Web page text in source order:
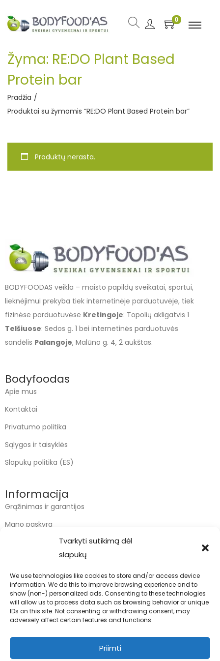
Tvarkyti sutikimą dėl
slapukų
We use technologies like cookies to store and/or access device
information. We do this to improve browsing experience and to
show (non-) personalized ads. Consenting to these technologies
will allow us to process data such as browsing behavior or unique
IDs on this site. Not consenting or withdrawing consent, may
adversely affect certain features and functions.
Priimti
0
Žyma: RE:DO Plant Based
Protein bar
Pradžia /
Produktai su žymomis “RE:DO Plant Based Protein bar”
Produktų nerasta.
BODYFOODAS veikla – maisto papildų sveikatai, sportui,
lieknėjimui prekyba tiek internetinėje parduotuvėje, tiek
fizinėse parduotuvėse Kretingoje: Topolių akligatvis 1
Telšiuose: Sedos g. 1 bei internetinės parduotuvės
sandėlis Palangoje, Malūno g. 4, 2 aukštas.
Bodyfoodas
Apie mus
Kontaktai
Privatumo politika
Sąlygos ir taisyklės
Slapukų politika (ES)
Informacija
Grąžinimas ir garantijos
Mano paskyra
Kontaktai
info@bodyfoodas.lt
+370 600 77017